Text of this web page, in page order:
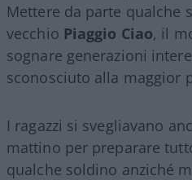
Mettere da parte qualche
vecchio Piaggio Ciao, il
sognare generazioni
sconosciuto alla maggior
I ragazzi si svegliavano
mattino per preparare
qualche soldino anziché